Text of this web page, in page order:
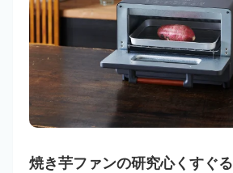
焼き芋ファンの研究心くすぐる